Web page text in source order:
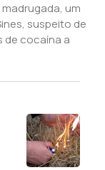
um
suspeito de
de cocaína a